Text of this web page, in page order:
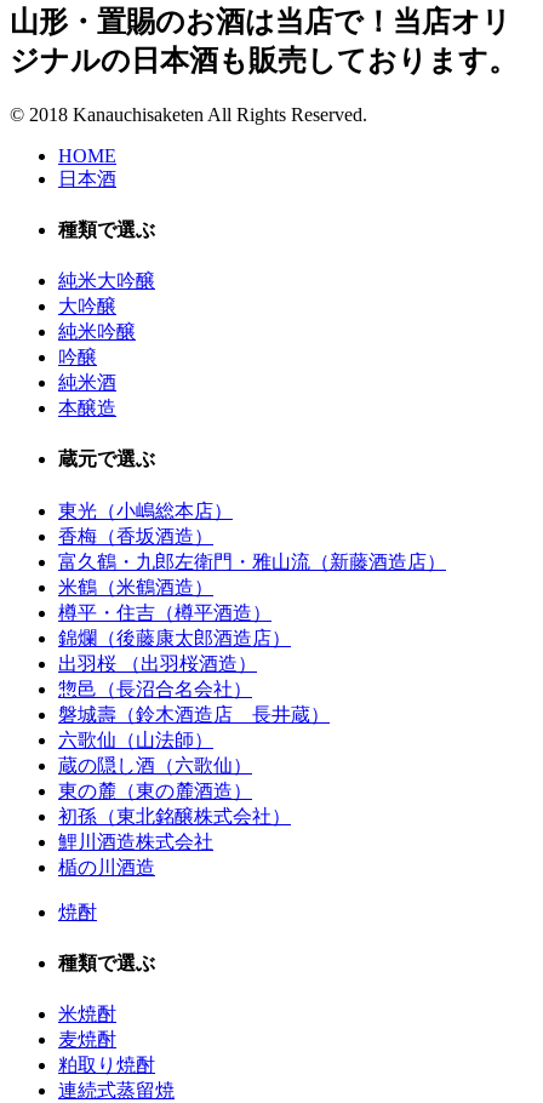
山形・置賜のお酒は当店で！当店オリ
ジナルの日本酒も販売しております。
© 2018 Kanauchisaketen All Rights Reserved.
HOME
日本酒
種類で選ぶ
純米大吟醸
大吟醸
純米吟醸
吟醸
純米酒
本醸造
蔵元で選ぶ
東光（小嶋総本店）
香梅（香坂酒造）
富久鶴・九郎左衛門・雅山流（新藤酒造店）
米鶴（米鶴酒造）
樽平・住吉（樽平酒造）
錦爛（後藤康太郎酒造店）
出羽桜 （出羽桜酒造）
惣邑（長沼合名会社）
磐城壽（鈴木酒造店 長井蔵）
六歌仙（山法師）
蔵の隠し酒（六歌仙）
東の麓（東の麓酒造）
初孫（東北銘醸株式会社）
鯉川酒造株式会社
楯の川酒造
焼酎
種類で選ぶ
米焼酎
麦焼酎
粕取り焼酎
連続式蒸留焼